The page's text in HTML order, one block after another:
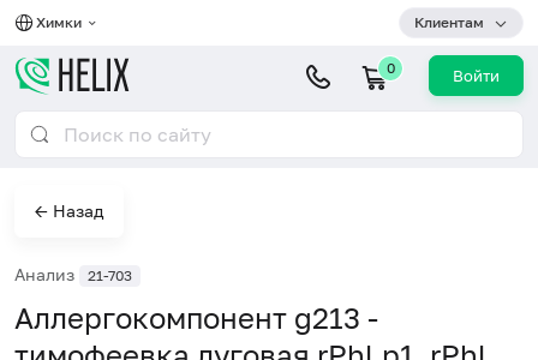
Химки Клиентам
0 Войти
← Назад
Анализ 21-703
Аллергокомпонент g213 -